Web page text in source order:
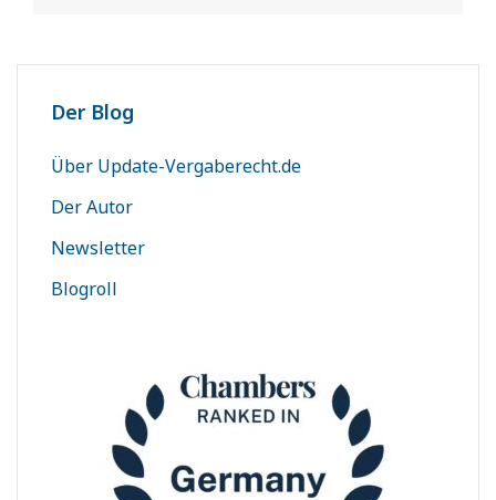
Der Blog
Über Update-Vergaberecht.de
Der Autor
Newsletter
Blogroll